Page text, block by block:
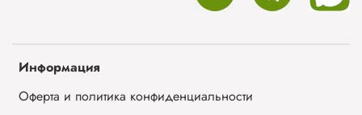
Информация
Оферта и политика конфиденциальности